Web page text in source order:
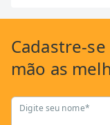
Cadastre-se
mão as
Digite seu nome*